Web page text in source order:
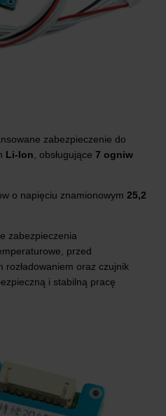
zabezpieczenie do
Li-Ion , obsługujące 7 ogniw
o napięciu znamionowym 25,2
zabezpieczenia
przed
rozładowaniem oraz czujnik
i stabilną pracę